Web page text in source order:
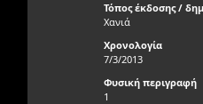
Τόπος έκδοσης /
Χανιά
Χρονολογία
7/3/2013
Φυσική περιγραφή
1